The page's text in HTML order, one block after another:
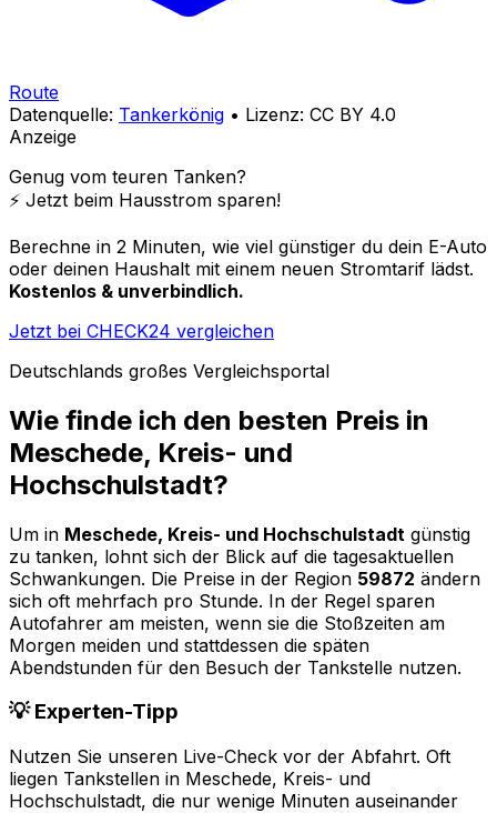
Route
Datenquelle: Tankerkönig • Lizenz: CC BY 4.0
Anzeige
Genug vom teuren Tanken?
⚡️ Jetzt beim Hausstrom sparen!
Berechne in 2 Minuten, wie viel günstiger du dein E-Auto
oder deinen Haushalt mit einem neuen Stromtarif lädst.
Kostenlos & unverbindlich.
Jetzt bei CHECK24 vergleichen
Deutschlands großes Vergleichsportal
Wie finde ich den besten Preis in
Meschede, Kreis- und
Hochschulstadt?
Um in Meschede, Kreis- und Hochschulstadt günstig
zu tanken, lohnt sich der Blick auf die tagesaktuellen
Schwankungen. Die Preise in der Region 59872 ändern
sich oft mehrfach pro Stunde. In der Regel sparen
Autofahrer am meisten, wenn sie die Stoßzeiten am
Morgen meiden und stattdessen die späten
Abendstunden für den Besuch der Tankstelle nutzen.
💡 Experten-Tipp
Nutzen Sie unseren Live-Check vor der Abfahrt. Oft
liegen Tankstellen in Meschede, Kreis- und
Hochschulstadt, die nur wenige Minuten auseinander